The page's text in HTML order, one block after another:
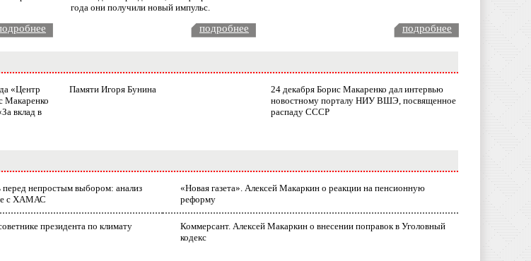
года они получили новый импульс.
подробнее подробнее
«Центр
Макаренко
вклад в
Памяти Игоря Бунина
24 декабря Борис Макаренко дал интервью
новостному порталу НИУ ВШЭ, посвященное
распаду СССР
непростым выбором: анализ
с ХАМАС
«Новая газета». Алексей Макаркин о реакции на пенсионную
реформу
президента по климату
Коммерсант. Алексей Макаркин о внесении поправок в Уголовный
кодекс